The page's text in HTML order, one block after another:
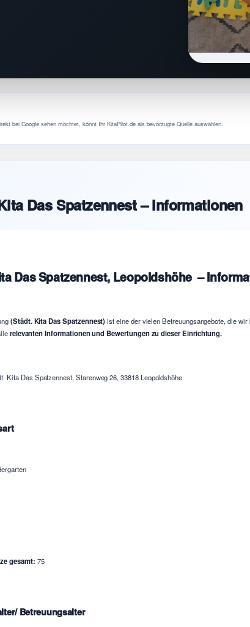
bei Google sehen möchtet, könnt Ihr KitaPilot.de als bevorzugte Quelle auswählen.
Das Spatzennest – Informationen
Das Spatzennest, Leopoldshöhe –
(Städt. Kita Das Spatzennest)ist eine der vielen Betreuungsangebote, die
relevanten Informationen und Bewertungen zu dieser Einrichtung.
Kita Das Spatzennest, Starenweg 26, 33818 Leopoldshöhe
gesamt: 75
Betreuungsalter